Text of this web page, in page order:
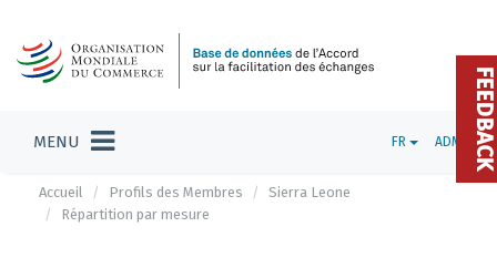
MENU FR ADMIN
Accueil Profils des Membres
Sierra Leone
Répartition par mesure
FEEDBACK